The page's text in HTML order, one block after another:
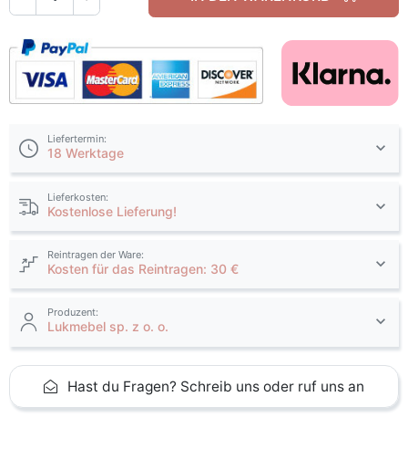
Liefertermin:
18 Werktage
Lieferkosten:
Kostenlose Lieferung!
Reintragen der Ware:
Kosten für das Reintragen: 30 €
Produzent:
Lukmebel sp. z o. o.
Hast du Fragen? Schreib uns oder ruf uns an